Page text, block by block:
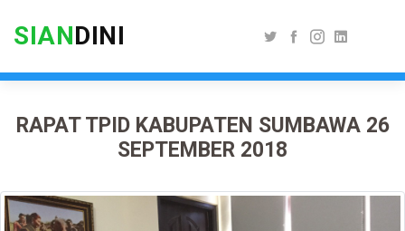
SIANDINI
RAPAT TPID KABUPATEN SUMBAWA 26
SEPTEMBER 2018